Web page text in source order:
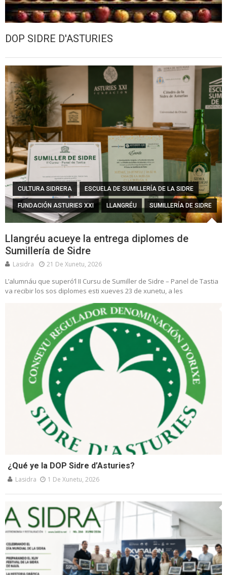
DOP SIDRE D'ASTURIES
CULTURA SIDRERA ESCUELA DE SUMILLERÍA DE LA SIDRE
FUNDACIÓN ASTURIES XXI LLANGRÉU SUMILLERÍA DE SIDRE
Llangréu acueye la entrega diplomes de
Sumillería de Sidre
Lasidra 21 De Xunetu, 2026
L’alumnáu que superó’l II Cursu de Sumiller de Sidre – Panel de Tastia
va recibir los sos diplomes esti xueves 23 de xunetu, a les
¿Qué ye la DOP Sidre d’Asturies?
Lasidra 1 De Xunetu, 2026